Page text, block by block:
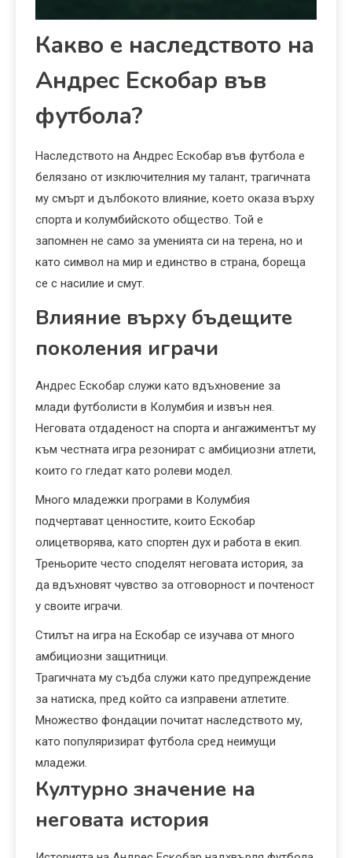
Какво е наследството на
Андрес Ескобар във
футбола?
Наследството на Андрес Ескобар във футбола е
белязано от изключителния му талант, трагичната
му смърт и дълбокото влияние, което оказа върху
спорта и колумбийското общество. Той е
запомнен не само за уменията си на терена, но и
като символ на мир и единство в страна, бореща
се с насилие и смут.
Влияние върху бъдещите
поколения играчи
Андрес Ескобар служи като вдъхновение за
млади футболисти в Колумбия и извън нея.
Неговата отдаденост на спорта и ангажиментът му
към честната игра резонират с амбициозни атлети,
които го гледат като ролеви модел.
Много младежки програми в Колумбия
подчертават ценностите, които Ескобар
олицетворява, като спортен дух и работа в екип.
Треньорите често споделят неговата история, за
да вдъхновят чувство за отговорност и почтеност
у своите играчи.
Стилът на игра на Ескобар се изучава от много
амбициозни защитници.
Трагичната му съдба служи като предупреждение
за натиска, пред който са изправени атлетите.
Множество фондации почитат наследството му,
като популяризират футбола сред неимущи
младежи.
Културно значение на
неговата история